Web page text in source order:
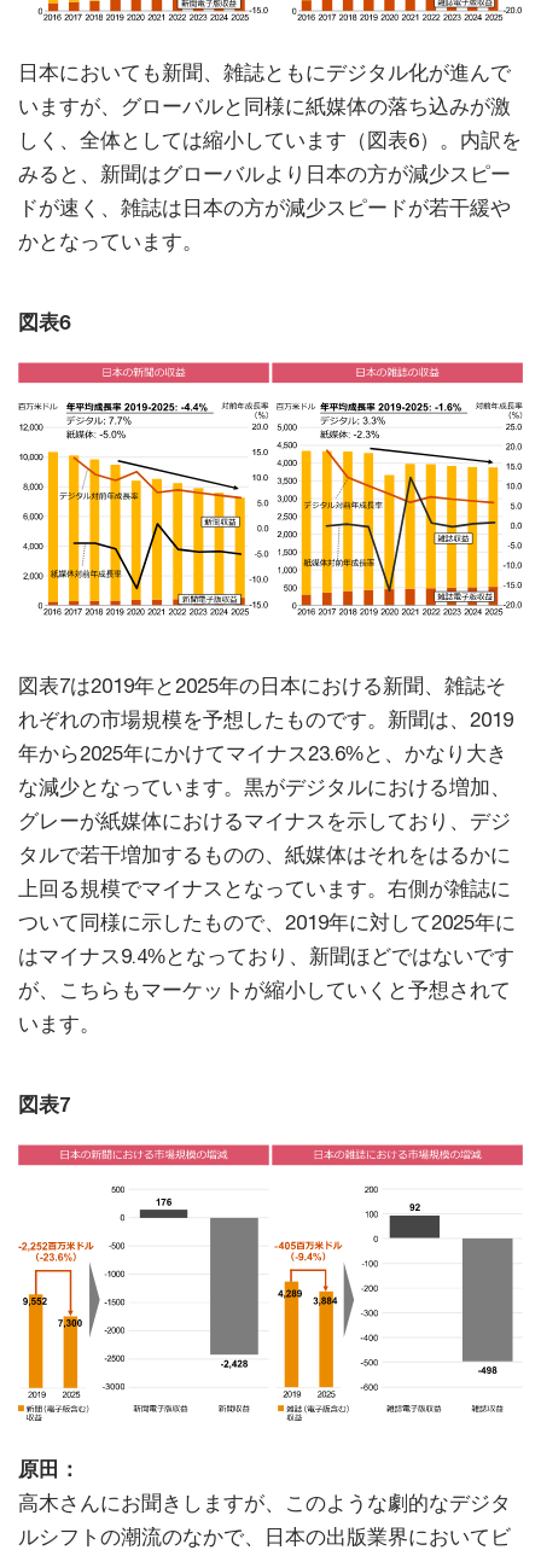
日本においても新聞、雑誌ともにデジタル化が進んで
いますが、グローバルと同様に紙媒体の落ち込みが激
しく、全体としては縮小しています（図表6）。内訳を
みると、新聞はグローバルより日本の方が減少スピー
ドが速く、雑誌は日本の方が減少スピードが若干緩や
かとなっています。
図表6
図表7は2019年と2025年の日本における新聞、雑誌そ
れぞれの市場規模を予想したものです。新聞は、2019
年から2025年にかけてマイナス23.6%と、かなり大き
な減少となっています。黒がデジタルにおける増加、
グレーが紙媒体におけるマイナスを示しており、デジ
タルで若干増加するものの、紙媒体はそれをはるかに
上回る規模でマイナスとなっています。右側が雑誌に
ついて同様に示したもので、2019年に対して2025年に
はマイナス9.4%となっており、新聞ほどではないです
が、こちらもマーケットが縮小していくと予想されて
います。
図表7
原田：
高木さんにお聞きしますが、このような劇的なデジタ
ルシフトの潮流のなかで、日本の出版業界においてビ